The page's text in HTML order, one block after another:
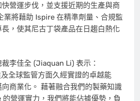
營運步伐，並支援近期的生產與商
業將藉助 Ispire 在精準劑量、合規監
，使其尼古丁袋產品在日趨白熱化
李佳全 (Jiaquan Li) 表示：
及全球監管方面久經實證的卓越能
商業化。 藉著融合我們的製藥知識
營運實力，我們將能佔據優勢，負